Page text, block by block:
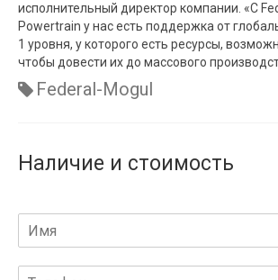
исполнительный директор компании. «С
Powertrain у нас есть поддержка от
1 уровня, у которого есть ресурсы,
чтобы довести их до массового
Federal-Mogul
Наличие и стоимость